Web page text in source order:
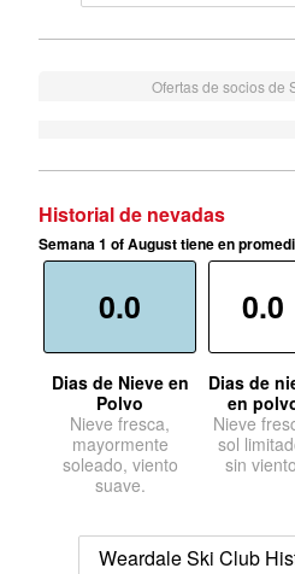
Ofertas de socios de
Historial de nevadas
Semana 1 of August tiene en
0.0
Dias de Nieve en
Polvo
Nieve fresca,
mayormente
soleado, viento
suave.
0.0
Dias de
en
Nieve
sol
sin
Weardale Ski Club